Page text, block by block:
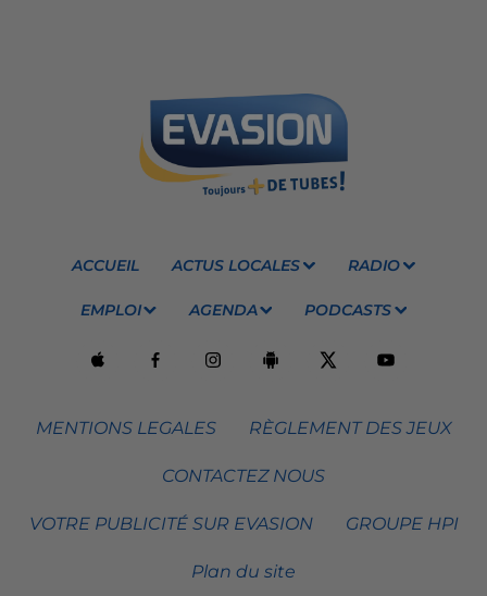
ACCUEIL ACTUS LOCALES RADIO
EMPLOI AGENDA PODCASTS
MENTIONS LEGALES RÈGLEMENT DES JEUX
CONTACTEZ NOUS
VOTRE PUBLICITÉ SUR EVASION GROUPE HPI
Plan du site